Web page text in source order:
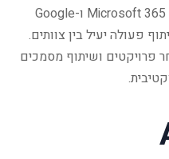
מרחוק הפכה לנפוצה מאוד, ומקומות עבודה רבים מיישמים מודלים היברידיים. פתרונות ענן כמו Microsoft 365 ו-Google
אחר פרויקטים ושיתוף מסמכים